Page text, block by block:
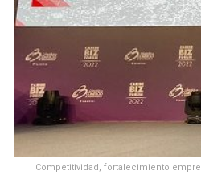
Competitividad, fortalecimiento